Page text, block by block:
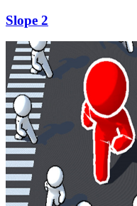
Slope 2